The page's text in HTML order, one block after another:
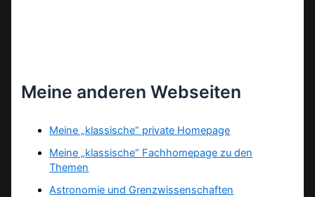
Meine anderen Webseiten
Meine „klassische“ private Homepage
Meine „klassische“ Fachhomepage zu den
Themen
Astronomie und Grenzwissenschaften